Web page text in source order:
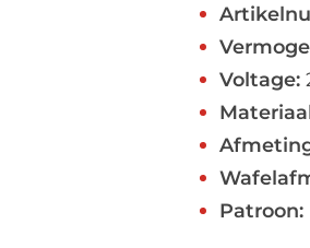
Voltage:
Patroon: